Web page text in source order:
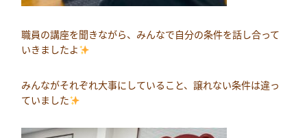
職員の講座を聞きながら、みんなで自分の条件を話し合って
いきましたよ
みんながそれぞれ大事にしていること、譲れない条件は違っ
ていました